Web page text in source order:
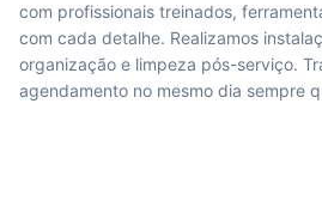
com profissionais treinados,
com cada detalhe. Realizamos
organização e limpeza pós-serviço.
agendamento no mesmo dia sempre